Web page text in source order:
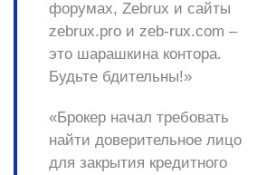
форумах, Zebrux и сайты
zebrux.pro и zeb-rux.com –
это шарашкина контора.
Будьте бдительны!»
«Брокер начал требовать
найти доверительное лицо
для закрытия кредитного